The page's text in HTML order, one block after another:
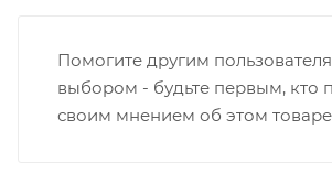
Помогите другим
выбором - будьте первым, кто
своим мнением об этом товаре